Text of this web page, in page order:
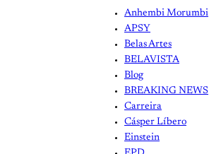
Anhembi Morumbi
APSY
Belas Artes
BELAVISTA
Blog
BREAKING NEWS
Carreira
Cásper Líbero
Einstein